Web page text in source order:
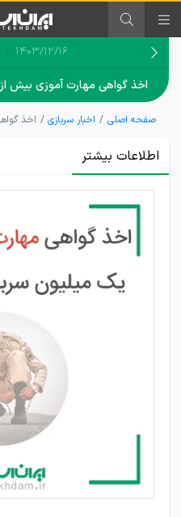
۱۴۰۳/۱۲/۱۶
اخذ گواهی مهارت آموزی بیش از
صفحه اصلی اخبار سربازی اخذ
اطلاعات بیشتر
آموزش
مهارت
آموزی
بیش از
هفت
سال